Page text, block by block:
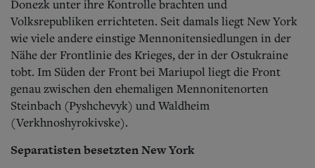
Donezk unter ihre Kontrolle brachten und
Volksrepubliken errichteten. Seit damals liegt New York
wie viele andere einstige Mennonitensiedlungen in der
Nähe der Frontlinie des Krieges, der in der Ostukraine
tobt. Im Süden der Front bei Mariupol liegt die Front
genau zwischen den ehemaligen Mennonitenorten
Steinbach (Pyshchevyk) und Waldheim
(Verkhnoshyrokivske).
Separatisten besetzten New York